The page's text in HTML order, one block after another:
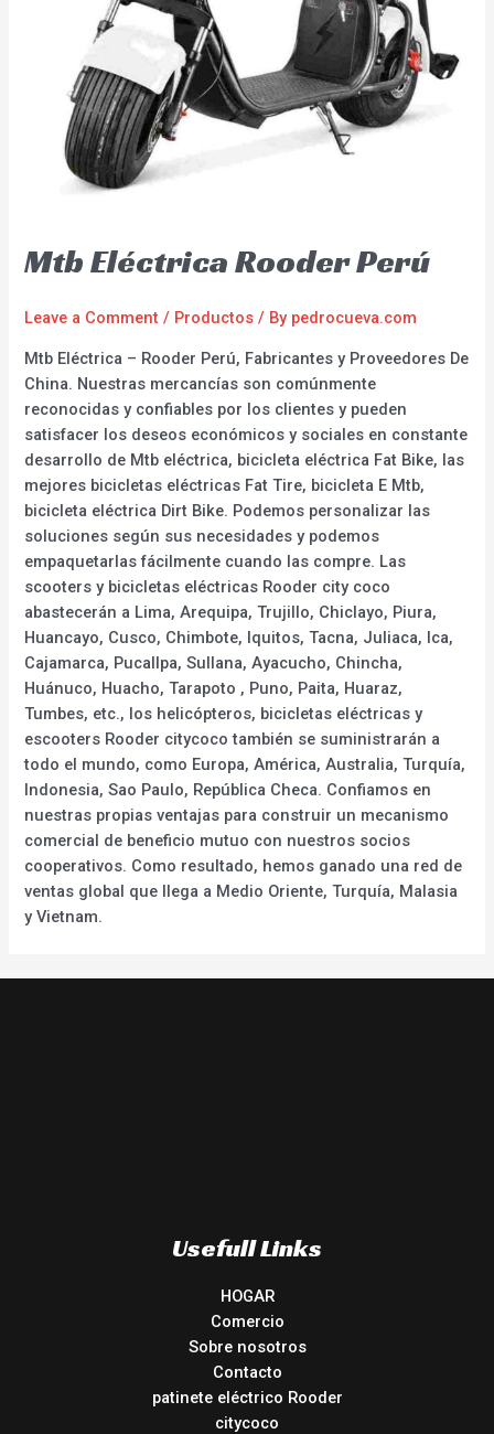
Mtb Eléctrica Rooder Perú
Leave a Comment / Productos / By pedrocueva.com
Mtb Eléctrica – Rooder Perú, Fabricantes y Proveedores De
China. Nuestras mercancías son comúnmente
reconocidas y confiables por los clientes y pueden
satisfacer los deseos económicos y sociales en constante
desarrollo de Mtb eléctrica, bicicleta eléctrica Fat Bike, las
mejores bicicletas eléctricas Fat Tire, bicicleta E Mtb,
bicicleta eléctrica Dirt Bike. Podemos personalizar las
soluciones según sus necesidades y podemos
empaquetarlas fácilmente cuando las compre. Las
scooters y bicicletas eléctricas Rooder city coco
abastecerán a Lima, Arequipa, Trujillo, Chiclayo, Piura,
Huancayo, Cusco, Chimbote, Iquitos, Tacna, Juliaca, Ica,
Cajamarca, Pucallpa, Sullana, Ayacucho, Chincha,
Huánuco, Huacho, Tarapoto , Puno, Paita, Huaraz,
Tumbes, etc., los helicópteros, bicicletas eléctricas y
escooters Rooder citycoco también se suministrarán a
todo el mundo, como Europa, América, Australia, Turquía,
Indonesia, Sao Paulo, República Checa. Confiamos en
nuestras propias ventajas para construir un mecanismo
comercial de beneficio mutuo con nuestros socios
cooperativos. Como resultado, hemos ganado una red de
ventas global que llega a Medio Oriente, Turquía, Malasia
y Vietnam.
Usefull Links
HOGAR
Comercio
Sobre nosotros
Contacto
patinete eléctrico Rooder
citycoco